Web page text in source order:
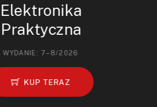
Elektronika
Praktyczna
WYDANIE: 7–8/2026
KUP TERAZ